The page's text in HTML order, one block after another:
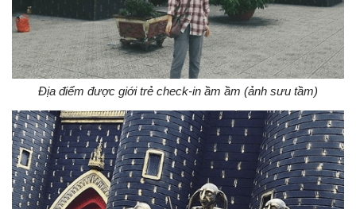
Địa điểm được giới trẻ check-in ầm ầm (ảnh sưu tầm)